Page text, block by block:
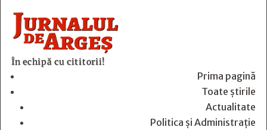
În echipă cu cititorii!
Prima pagină
Toate știrile
Actualitate
Politica și Administrație